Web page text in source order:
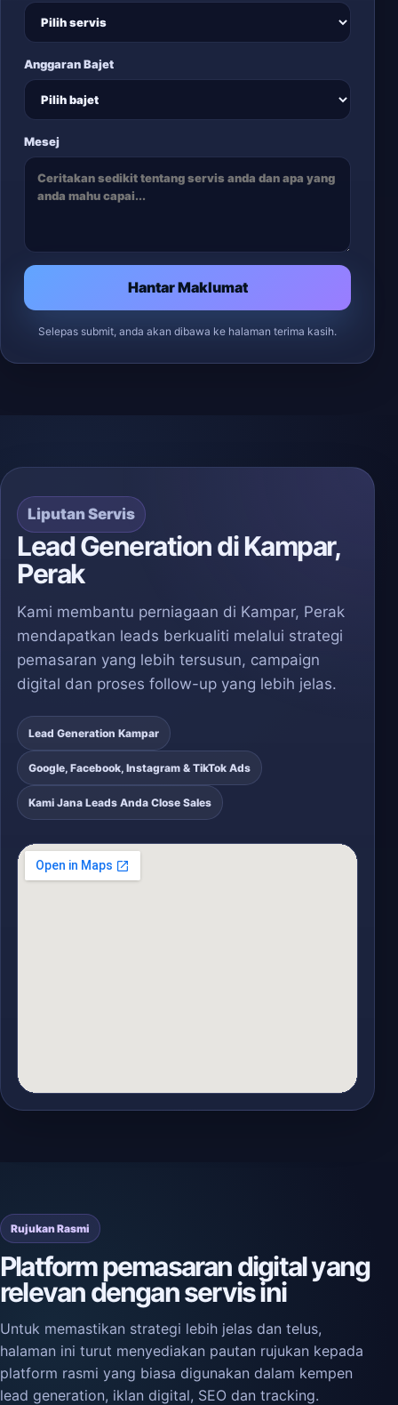
Anggaran Bajet
Mesej
Hantar Maklumat
Selepas submit, anda akan dibawa ke halaman terima kasih.
Liputan Servis
Lead Generation di Kampar,
Perak
Kami membantu perniagaan di Kampar, Perak
mendapatkan leads berkualiti melalui strategi
pemasaran yang lebih tersusun, campaign
digital dan proses follow-up yang lebih jelas.
Lead Generation Kampar
Google, Facebook, Instagram & TikTok Ads
Kami Jana Leads Anda Close Sales
Rujukan Rasmi
Platform pemasaran digital yang
relevan dengan servis ini
Untuk memastikan strategi lebih jelas dan telus,
halaman ini turut menyediakan pautan rujukan kepada
platform rasmi yang biasa digunakan dalam kempen
lead generation, iklan digital, SEO dan tracking.